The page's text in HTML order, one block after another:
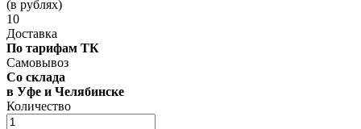
(в рублях)
10
Доставка
По тарифам ТК
Самовывоз
Со склада
в Уфе и Челябинске
Количество